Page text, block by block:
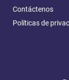
Contáctenos
Políticas de